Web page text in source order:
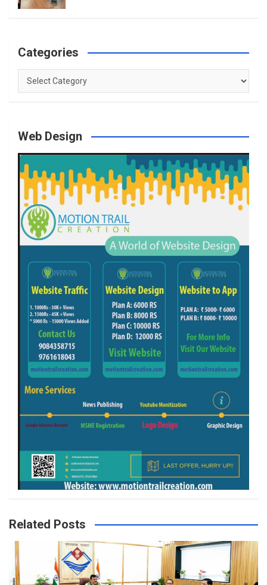
Categories
Categories
Web Design
Related Posts